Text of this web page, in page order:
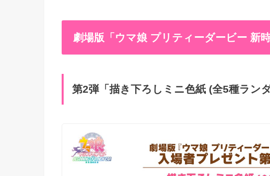
劇場版「ウマ娘 プリティーダービー 新
第2弾「描き下ろしミニ色紙 (全5種ラン